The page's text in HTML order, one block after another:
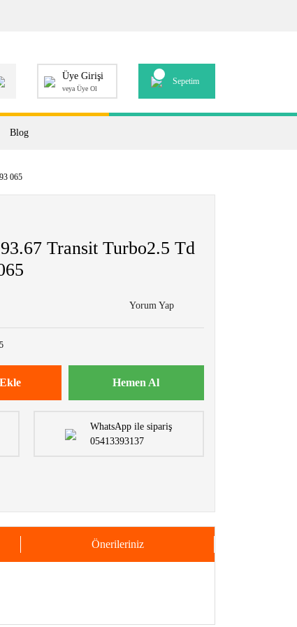
Üye Girişi
veya Üye Ol
Sepetim
Blog
065
Transit Turbo2.5 Td
Yorum Yap
Hemen Al
WhatsApp ile sipariş
05413393137
Önerileriniz